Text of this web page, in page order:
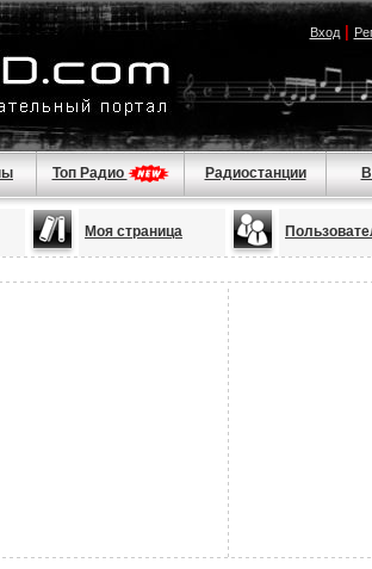
Вход|
Топ Радио Радиостанции
Моя страница